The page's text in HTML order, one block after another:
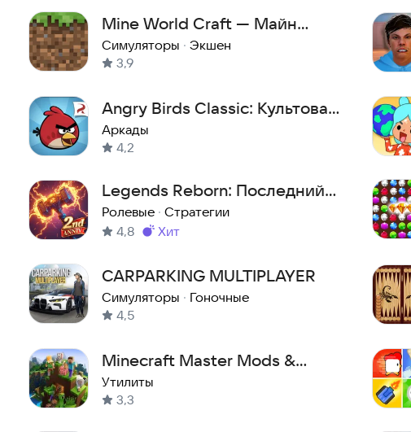
Mine World Craft — Майн
Ворлд Крафт
Симуляторы · Экшен
3,9
Angry Birds Classic: Культовая
аркада на Android
Аркады
4,2
Legends Reborn: Последний
бой
Ролевые · Стратегии
4,8
Метка
хит
CARPARKING MULTIPLAYER
Симуляторы · Гоночные
4,5
Minecraft Master Mods &
Addons
Утилиты
3,3